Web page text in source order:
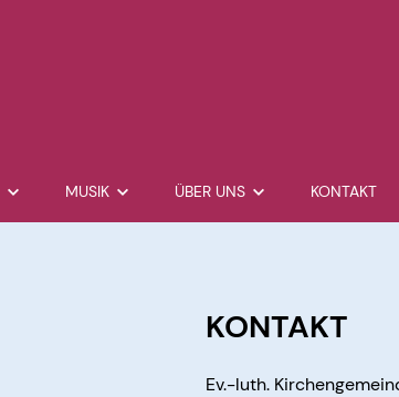
MUSIK ÜBER UNS KONTAKT
KONTAKT
Ev.-luth.